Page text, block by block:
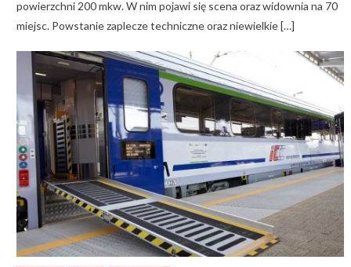
powierzchni 200 mkw. W nim pojawi się scena oraz widownia na 70
miejsc. Powstanie zaplecze techniczne oraz niewielkie […]